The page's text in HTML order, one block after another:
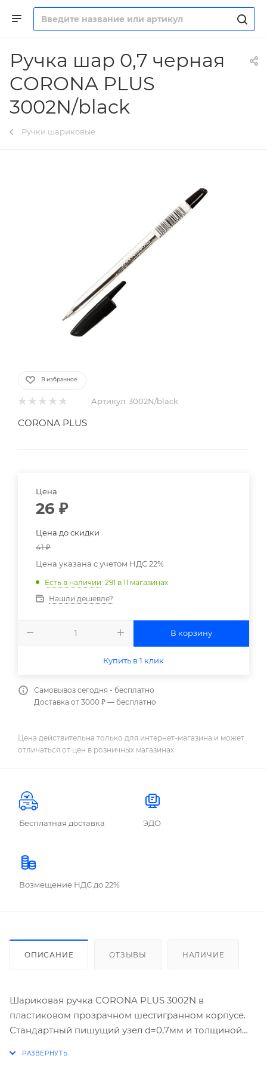
Ручка шар 0,7 черная
CORONA PLUS
3002N/black
Ручки шариковые
В избранное
Артикул: 3002N/black
CORONA PLUS
Цена
26 ₽
Цена до скидки
41₽
Цена указана с учетом НДС 22%
Есть в наличии: 291 в 11 магазинах
Нашли дешевле?
В корзину
Купить в 1 клик
Самовывоз сегодня - бесплатно
Доставка от 3000 ₽ — бесплатно
Цена действительна только для интернет-магазина и может
отличаться от цен в розничных магазинах
Бесплатная доставка ЭДО
Возмещение НДС до 22%
ОПИСАНИЕ ОТЗЫВЫ НАЛИЧИЕ
Шариковая ручка CORONA PLUS 3002N в
пластиковом прозрачном шестигранном корпусе.
Стандартный пишущий узел d=0,7мм и толщиной